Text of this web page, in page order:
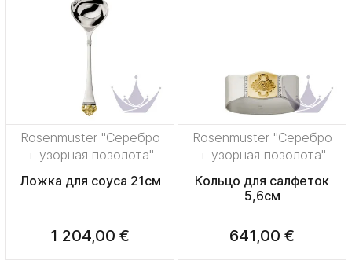
Rosenmuster "Серебро
+ узорная позолота"
Ложка для соуса 21см
1 204,00 €
Rosenmuster "Серебро
+ узорная позолота"
Кольцо для салфеток
5,6см
641,00 €